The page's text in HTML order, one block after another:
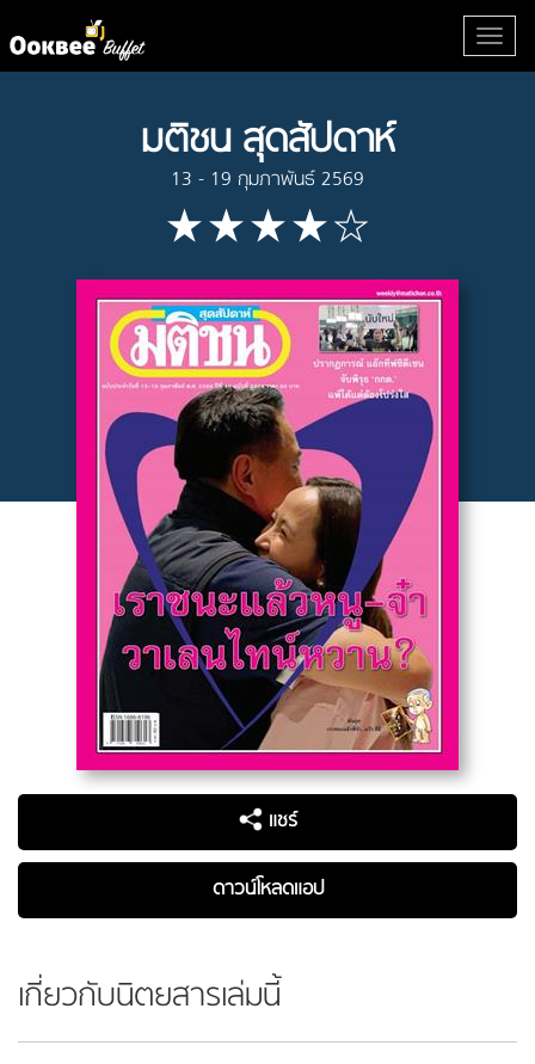
มติชน สุดสัปดาห์
13 - 19 กุมภาพันธ์ 2569
แชร์
ดาวน์โหลดแอป
เกี่ยวกับนิตยสารเล่มนี้